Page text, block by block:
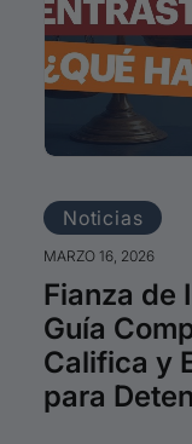
Noticias
MARZO 16, 2026
Fianza de
Guía
Califica y
para